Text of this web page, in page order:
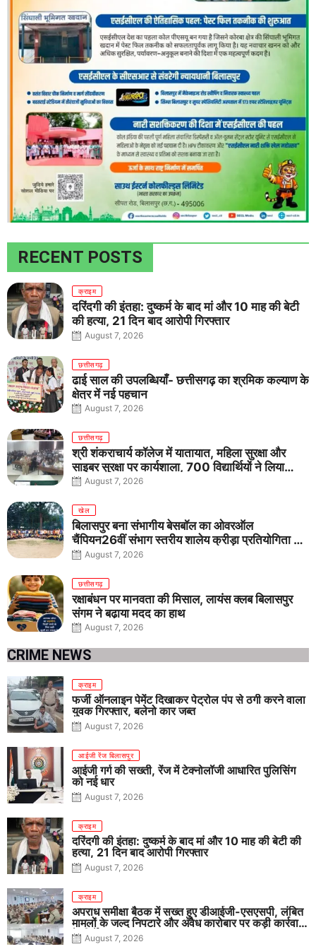
RECENT POSTS
क्राइम
दरिंदगी की इंतहा: दुष्कर्म के बाद मां और 10 माह की बेटी
की हत्या, 21 दिन बाद आरोपी गिरफ्तार
August 7, 2026
छत्तीसगढ़
ढाई साल की उपलब्धियाँ- छत्तीसगढ़ का श्रमिक कल्याण के
क्षेत्र में नई पहचान
August 7, 2026
छत्तीसगढ़
श्री शंकराचार्य कॉलेज में यातायात, महिला सुरक्षा और
साइबर सुरक्षा पर कार्यशाला, 700 विद्यार्थियों ने लिया
जागरूकता का संकल्प
August 7, 2026
खेल
बिलासपुर बना संभागीय बेसबॉल का ओवरऑल
चैंपियन26वीं संभाग स्तरीय शालेय क्रीड़ा प्रतियोगिता में
तीनों आयु वर्गों में शानदार प्रदर्शन
August 7, 2026
छत्तीसगढ़
रक्षाबंधन पर मानवता की मिसाल, लायंस क्लब बिलासपुर
संगम ने बढ़ाया मदद का हाथ
August 7, 2026
CRIME NEWS
क्राइम
फर्जी ऑनलाइन पेमेंट दिखाकर पेट्रोल पंप से ठगी करने वाला
युवक गिरफ्तार, बलेनो कार जब्त
August 7, 2026
आईजी रेंज बिलासपुर
आईजी गर्ग की सख्ती, रेंज में टेक्नोलॉजी आधारित पुलिसिंग
को नई धार
August 7, 2026
क्राइम
दरिंदगी की इंतहा: दुष्कर्म के बाद मां और 10 माह की बेटी की
हत्या, 21 दिन बाद आरोपी गिरफ्तार
August 7, 2026
क्राइम
अपराध समीक्षा बैठक में सख्त हुए डीआईजी-एसएसपी, लंबित
मामलों के जल्द निपटारे और अवैध कारोबार पर कड़ी कार्रवाई
के निर्देश
August 7, 2026